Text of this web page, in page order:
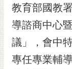
市府團隊
主題服務
市政資訊
教育部國教
導諮商中心
議」，會中
專任專業輔